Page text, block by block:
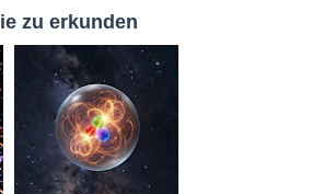
zu erkunden